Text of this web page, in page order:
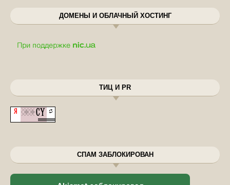
ДОМЕНЫ И ОБЛАЧНЫЙ ХОСТИНГ
ТИЦ И PR
СПАМ ЗАБЛОКИРОВАН